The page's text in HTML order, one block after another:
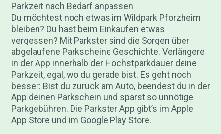
Parkzeit nach Bedarf anpassen
Du möchtest noch etwas im Wildpark Pforzheim
bleiben? Du hast beim Einkaufen etwas
vergessen? Mit Parkster sind die Sorgen über
abgelaufene Parkscheine Geschichte. Verlängere
in der App innerhalb der Höchstparkdauer deine
Parkzeit, egal, wo du gerade bist. Es geht noch
besser: Bist du zurück am Auto, beendest du in der
App deinen Parkschein und sparst so unnötige
Parkgebühren. Die Parkster App gibt’s im Apple
App Store und im Google Play Store.